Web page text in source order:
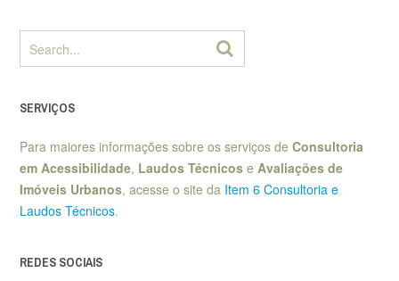
SERVIÇOS
Para maiores informações sobre os serviços de Consultoria
em Acessibilidade, Laudos Técnicos e Avaliações de
Imóveis Urbanos, acesse o site da Item 6 Consultoria e
Laudos Técnicos.
REDES SOCIAIS